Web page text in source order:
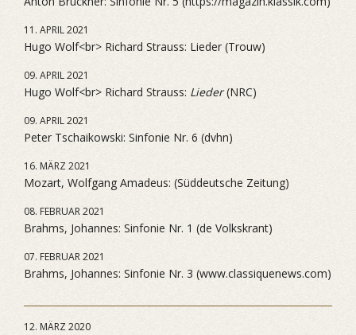
11. APRIL 2021
Hugo Wolf<br> Richard Strauss: Lieder (Trouw)
09. APRIL 2021
Hugo Wolf<br> Richard Strauss: Lieder(NRC)
09. APRIL 2021
Peter Tschaikowski: Sinfonie Nr. 6 (dvhn)
16. MÄRZ 2021
Mozart, Wolfgang Amadeus: (Süddeutsche Zeitung)
08. FEBRUAR 2021
Brahms, Johannes: Sinfonie Nr. 1 (de Volkskrant)
07. FEBRUAR 2021
Brahms, Johannes: Sinfonie Nr. 3 (www.classiquenews.com)
12. MÄRZ 2020